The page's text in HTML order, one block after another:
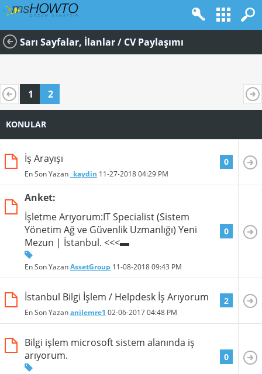
Sarı Sayfalar, İlanlar / CV Paylaşımı
1 2
KONULAR
İş Arayışı
En Son Yazan _kaydin 11-27-201804:29 PM
0
Anket:
İşletme Arıyorum:IT Specialist (Sistem
Yönetim Ağ ve Güvenlik Uzmanlığı) Yeni
Mezun | İstanbul. <<<▬
En Son YazanAssetGroup 11-08-201809:43 PM
0
İstanbul Bilgi İşlem / Helpdesk İş Arıyorum
En Son Yazananilemre1 02-06-201704:48 PM
2
Bilgi işlem microsoft sistem alanında iş
arıyorum.
0